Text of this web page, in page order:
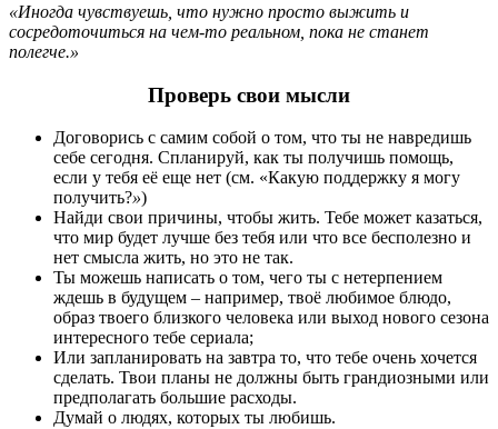
«Иногда чувствуешь, что нужно просто выжить и
сосредоточиться на чем-то реальном, пока не станет
полегче.»
Проверь свои мысли
Договорись с самим собой о том, что ты не навредишь
себе сегодня. Спланируй, как ты получишь помощь,
если у тебя её еще нет (см. «Какую поддержку я могу
получить?»)
Найди свои причины, чтобы жить. Тебе может казаться,
что мир будет лучше без тебя или что все бесполезно и
нет смысла жить, но это не так.
Ты можешь написать о том, чего ты с нетерпением
ждешь в будущем – например, твоё любимое блюдо,
образ твоего близкого человека или выход нового сезона
интересного тебе сериала;
Или запланировать на завтра то, что тебе очень хочется
сделать. Твои планы не должны быть грандиозными или
предполагать большие расходы.
Думай о людях, которых ты любишь.